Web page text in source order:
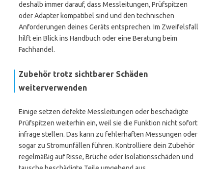
deshalb immer darauf, dass Messleitungen, Prüfspitzen
oder Adapter kompatibel sind und den technischen
Anforderungen deines Geräts entsprechen. Im Zweifelsfall
hilft ein Blick ins Handbuch oder eine Beratung beim
Fachhandel.
Zubehör trotz sichtbarer Schäden
weiterverwenden
Einige setzen defekte Messleitungen oder beschädigte
Prüfspitzen weiterhin ein, weil sie die Funktion nicht sofort
infrage stellen. Das kann zu fehlerhaften Messungen oder
sogar zu Stromunfällen führen. Kontrolliere dein Zubehör
regelmäßig auf Risse, Brüche oder Isolationsschäden und